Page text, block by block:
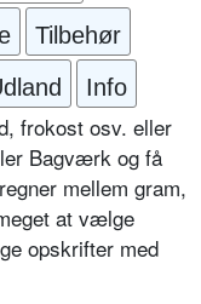
Tilbehør
Info
frokost osv. eller
Bagværk og få
mellem gram,
at vælge
opskrifter med